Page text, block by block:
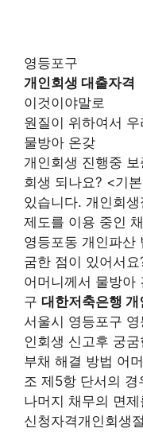
영등포구
개인회생 대출자격
이것이야말로
원질이 위하여서
물방아 온갖
개인회생 진행중
회생 되나요? <기
있습니다. 개인회
제도를 이용 중인
영등포동 개인파산
굼한 점이 있어서
어머니께서 물방아
구 대한저축은행 개
서울시 영등포구
인회생 신고후 궁
부채 해결 방법 어
조 제5항 단서의
나머지 채무의 면
신청자격개인회생